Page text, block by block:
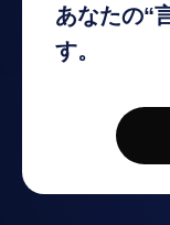
あなたの“
す。